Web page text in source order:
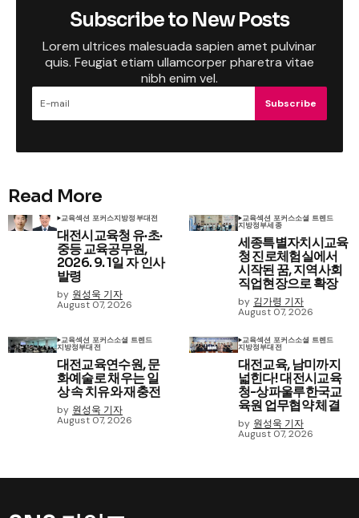
Subscribe to New Posts
Lorem ultrices malesuada sapien amet pulvinar
quis. Feugiat etiam ullamcorper pharetra vitae
nibh enim vel.
Subscribe
Read More
교육섹션 포커스지방정부대전
대전시교육청 유·초·
중등 교육공무원,
2026. 9. 1일 자 인사
발령
by 원성욱 기자
August 07, 2026
교육섹션 포커스소셜 트렌드
지방정부세종
세종특별자치시교육
청 진로체험실에서
시작된 꿈, 지역사회
직업현장으로 확장
by 김가령 기자
August 07, 2026
교육섹션 포커스소셜 트렌드
지방정부대전
대전교육연수원, 문
화예술로 채우는 일
상 속 치유와 재충전
by 원성욱 기자
August 07, 2026
교육섹션 포커스소셜 트렌드
지방정부대전
대전교육, 남미까지
넓힌다! 대전시교육
청-상파울루한국교
육원 업무협약 체결
by 원성욱 기자
August 07, 2026